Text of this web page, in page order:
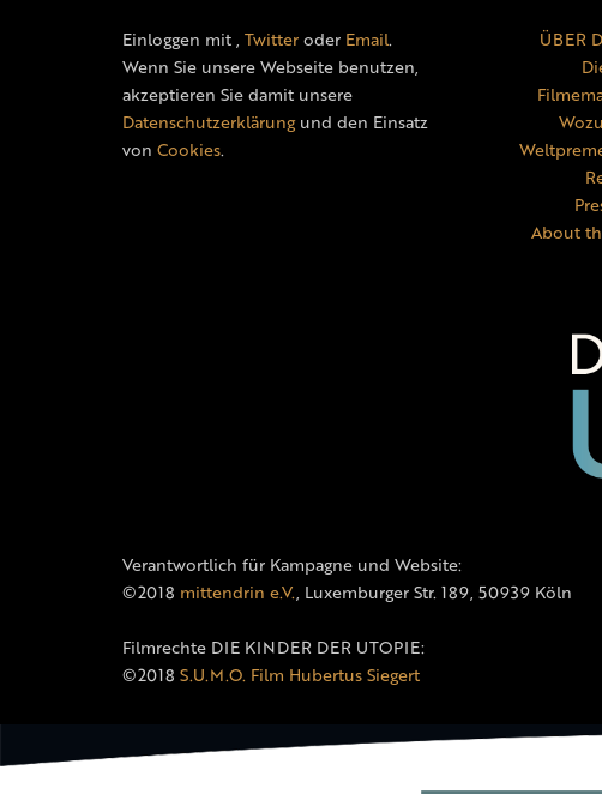
Einloggen mit, Twitteroder Email.
Wenn Sie unsere Webseite benutzen,
akzeptieren Sie damit unsere
Datenschutzerklärungund den Einsatz
von Cookies.
ÜBER
About
Verantwortlich für Kampagne und Website:
©2018 mittendrin e.V., Luxemburger Str. 189, 50939 Köln
Filmrechte DIE KINDER DER UTOPIE:
©2018 S.U.M.O. Film Hubertus Siegert